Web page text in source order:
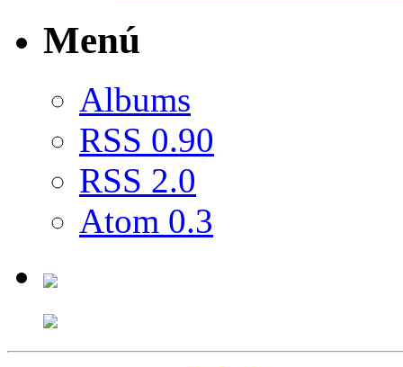
Menú
Albums
RSS 0.90
RSS 2.0
Atom 0.3